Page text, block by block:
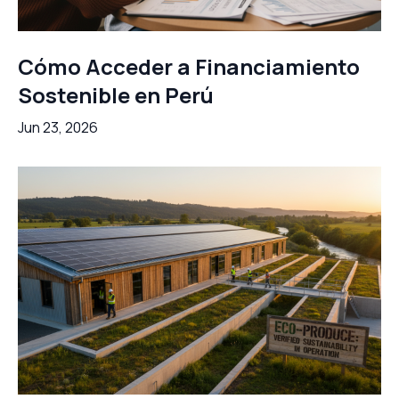
Cómo Acceder a Financiamiento
Sostenible en Perú
Jun 23, 2026